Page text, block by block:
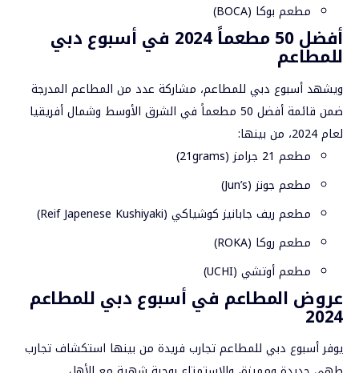
مطعم بوكا (BOCA)
أفضل 50 مطعماً 2024 في أسبوع دبي
للمطاعم
ويشهد أسبوع دبي للمطاعم، مشاركة عدد من المطاعم المدرجة
ضمن قائمة أفضل 50 مطعماً في الشرق الأوسط وشمال أفريقيا
لعام 2024، من بينها:
مطعم 21 جرامز (21grams)
مطعم جونز (Jun’s)
مطعم ريف جابانيز كوشياكي (Reif Japenese Kushiyaki)
مطعم روكا (ROKA)
مطعم أوتشي (UCHI)
عروض المطاعم في أسبوع دبي للمطاعم
2024
يوفر أسبوع دبي للمطاعم تجارب فريدة من بينها استكشاف تجارب